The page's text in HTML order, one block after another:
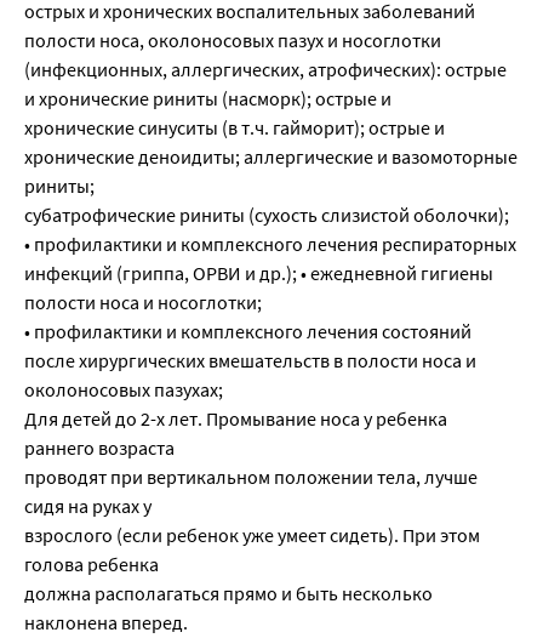
острых и хронических воспалительных заболеваний
полости носа, околоносовых пазух и носоглотки
(инфекционных, аллергических, атрофических): острые
и хронические риниты (насморк); острые и
хронические синуситы (в т.ч. гайморит); острые и
хронические деноидиты; аллергические и вазомоторные
риниты;
субатрофические риниты (сухость слизистой оболочки);
• профилактики и комплексного лечения респираторных
инфекций (гриппа, ОРВИ и др.); • ежедневной гигиены
полости носа и носоглотки;
• профилактики и комплексного лечения состояний
после хирургических вмешательств в полости носа и
околоносовых пазухах;
Для детей до 2-х лет. Промывание носа у ребенка
раннего возраста
проводят при вертикальном положении тела, лучше
сидя на руках у
взрослого (если ребенок уже умеет сидеть). При этом
голова ребенка
должна располагаться прямо и быть несколько
наклонена вперед.